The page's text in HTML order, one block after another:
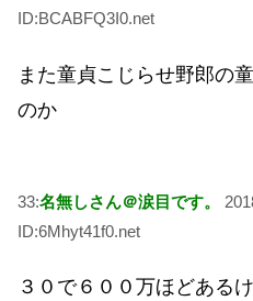
ID:BCABFQ3I0.net
また童貞こじらせ野郎の
のか
33:名無しさん＠涙目です。
ID:6Mhyt41f0.net
３０で６００万ほどある